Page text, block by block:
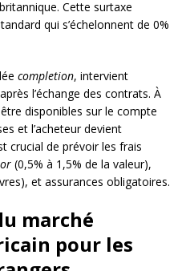
Cette surtaxe
qui s’échelonnent de 0%
completion, intervient
l’échange des contrats. À
disponibles sur le compte
et l’acheteur devient
crucial de prévoir les frais
(0,5% à 1,5% de la valeur),
et assurances obligatoires.
marché
pour les